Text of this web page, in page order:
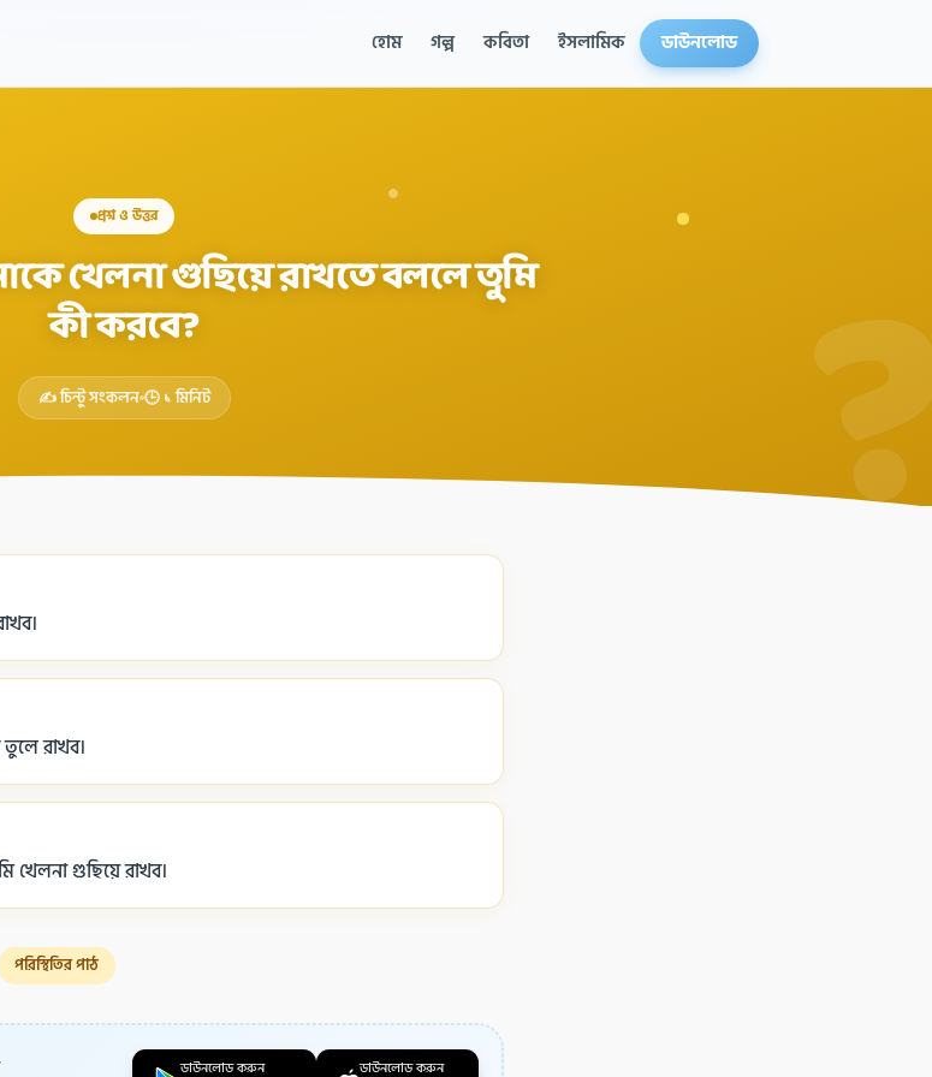
হোম গল্প কবিতা ইসলামিক ডাউনলোড
প্রশ্ন ও উত্তর
খেলনা গুছিয়ে রাখতে বললে তুমি
কী করবে?
✍️ চিন্টু সংকলন 🕒 ১ মিনিট
রাখব।
খেলনা গুছিয়ে রাখব।
পরিস্থিতির পাঠ
ডাউনলোড করুন ডাউনলোড করুন